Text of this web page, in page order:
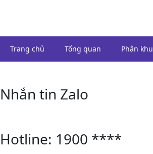
Trang chủ Tổng quan Phân khu
Nhắn tin Zalo
Hotline: 1900 ****